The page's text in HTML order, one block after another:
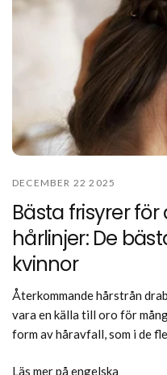
DECEMBER 22 2025
Bästa frisyrer
hårlinjer: De
kvinnor
Återkommande hårstrån
vara en källa till oro för
form av håravfall, som i de
Läs mer på engelska